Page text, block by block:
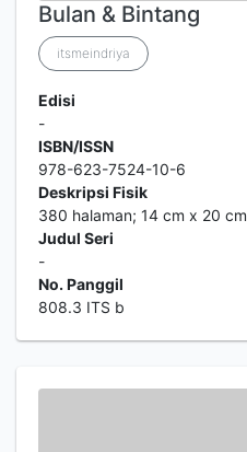
Bulan & Bintang
itsmeindriya
Edisi
-
ISBN/ISSN
978-623-7524-10-6
Deskripsi Fisik
380 halaman; 14 cm x 20 cm
Judul Seri
-
No. Panggil
808.3 ITS b